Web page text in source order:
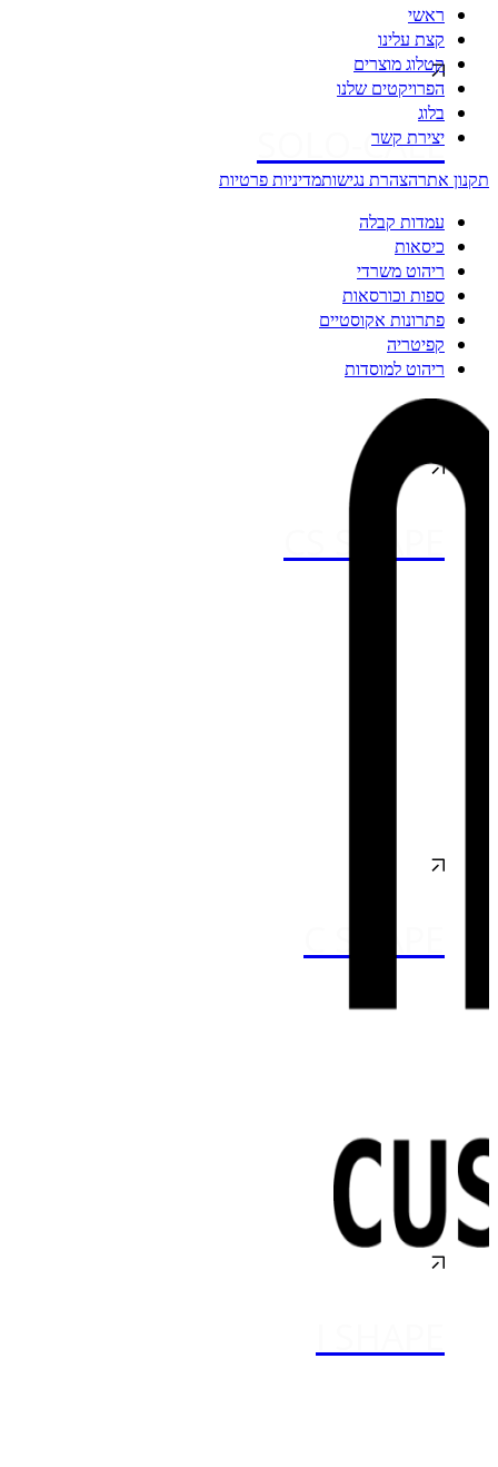
SOLO-CALL
ראשי
קצת עלינו
קטלוג מוצרים
הפרויקטים שלנו
בלוג
יצירת קשר
תקנון אתרהצהרת נגישותמדיניות פרטיות
עמדות קבלה
כיסאות
ריהוט משרדי
ספות וכורסאות
פתרונות אקוסטיים
קפיטריה
ריהוט למוסדות